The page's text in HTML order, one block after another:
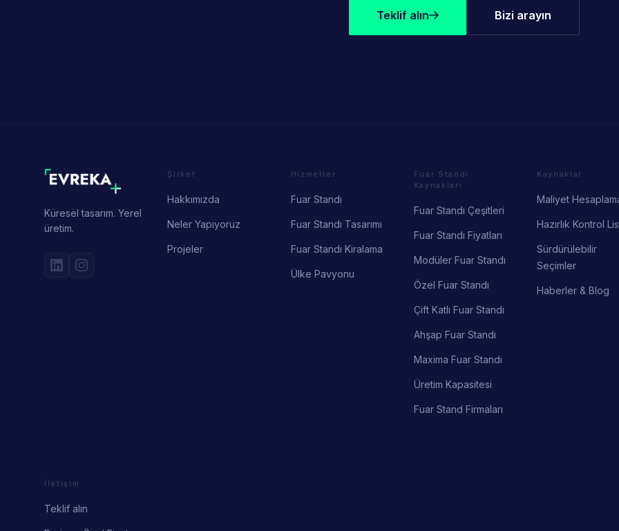
Teklif alın Bizi arayın
Küresel tasarım. Yerel
üretim.
Şirket
Hakkımızda
Neler Yapıyoruz
Projeler
Hizmetler
Fuar Standı
Fuar Standı Tasarımı
Fuar Standı Kiralama
Ülke Pavyonu
Fuar Standı
Kaynakları
Fuar Standı Çeşitleri
Fuar Standı Fiyatları
Modüler Fuar Standı
Özel Fuar Standı
Çift Katlı Fuar Standı
Ahşap Fuar Standı
Maxima Fuar Standı
Üretim Kapasitesi
Fuar Stand Firmaları
Kaynaklar
Maliyet
Hazırlık Kontrol
Sürdürülebilir
Seçimler
Haberler & Blog
İletişim
Teklif alın